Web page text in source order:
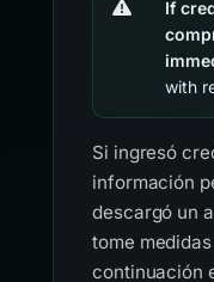
If
with
Si ingresó
información
descargó un
tome